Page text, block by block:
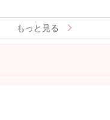
もっと見る